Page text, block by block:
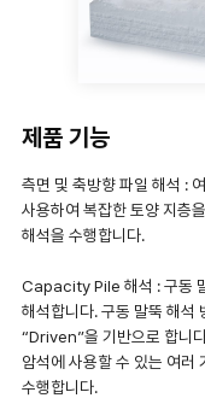
제품 기능
측면 및 축방향 파일 해석 :
사용하여 복잡한 토양 지층
해석을 수행합니다.
Capacity Pile 해석 : 구동
해석합니다. 구동 말뚝 해
“Driven”을 기반으로 합니
암석에 사용할 수 있는 여
수행합니다.